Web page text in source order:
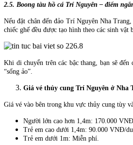
2.5. Boong tàu hồ cá Trí Nguyên – điểm
Nếu đặt chân đến đảo Trí Nguyên Nha
chiếc ghế đều được tạo hình theo các sinh
Khi di chuyển trên các bậc thang, bạn sẽ
“sống ảo”.
Giá vé thủy cung Trí Nguyên ở Nha
Giá vé vào bên trong khu vực thủy cung tùy
Người lớn cao hơn 1,4m: 170.000
Trẻ em cao dưới 1,4m: 90.000 VNĐ/du
Trẻ em dưới 1m: Miễn phí.